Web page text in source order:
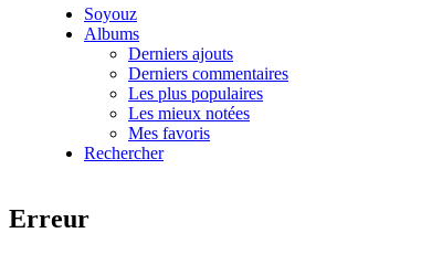
Soyouz
Albums
Derniers ajouts
Derniers commentaires
Les plus populaires
Les mieux notées
Mes favoris
Rechercher
Erreur